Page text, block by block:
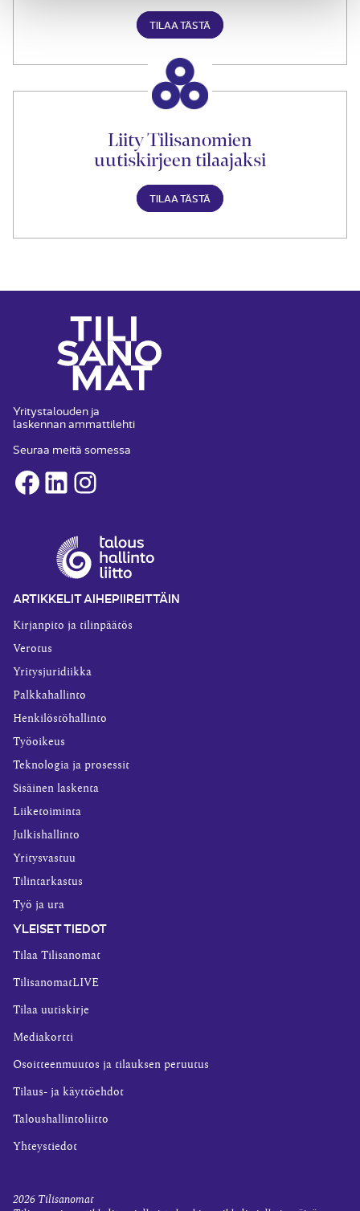
TILAA TÄSTÄ
Liity Tilisanomien
uutiskirjeen tilaajaksi
TILAA TÄSTÄ
Yritystalouden ja
laskennan ammattilehti
Seuraa meitä somessa
Facebook
LinkedInInstagram
ARTIKKELIT AIHEPIIREITTÄIN
Kirjanpito ja tilinpäätös
Verotus
Yritysjuridiikka
Palkkahallinto
Henkilöstöhallinto
Työoikeus
Teknologia ja prosessit
Sisäinen laskenta
Liiketoiminta
Julkishallinto
Yritysvastuu
Tilintarkastus
Työ ja ura
YLEISET TIEDOT
Tilaa Tilisanomat
TilisanomatLIVE
Tilaa uutiskirje
Mediakortti
Osoitteenmuutos ja tilauksen peruutus
Tilaus- ja käyttöehdot
Taloushallintoliitto
Yhteystiedot
2026 Tilisanomat